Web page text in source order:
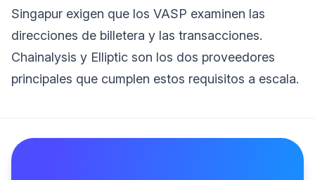
Singapur exigen que los VASP examinen las
direcciones de billetera y las transacciones.
Chainalysis y Elliptic son los dos proveedores
principales que cumplen estos requisitos a escala.